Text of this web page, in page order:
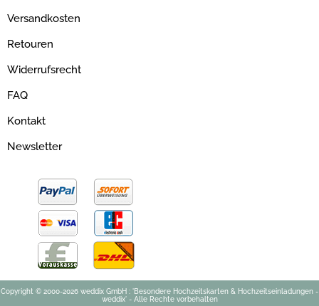
Versandkosten
Retouren
Widerrufsrecht
FAQ
Kontakt
Newsletter
Copyright © 2000-2026 weddix GmbH : 'Besondere Hochzeitskarten & Hochzeitseinladungen -
weddix' - Alle Rechte vorbehalten